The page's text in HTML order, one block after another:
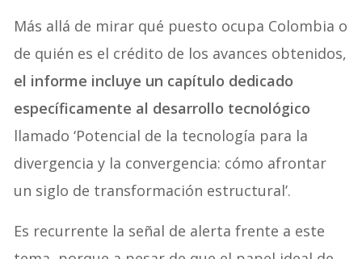
Más allá de mirar qué puesto ocupa Colombia o
de quién es el crédito de los avances obtenidos,
el informe incluye un capítulo dedicado
específicamente al desarrollo tecnológico
llamado ‘Potencial de la tecnología para la
divergencia y la convergencia: cómo afrontar
un siglo de transformación estructural’.
Es recurrente la señal de alerta frente a este